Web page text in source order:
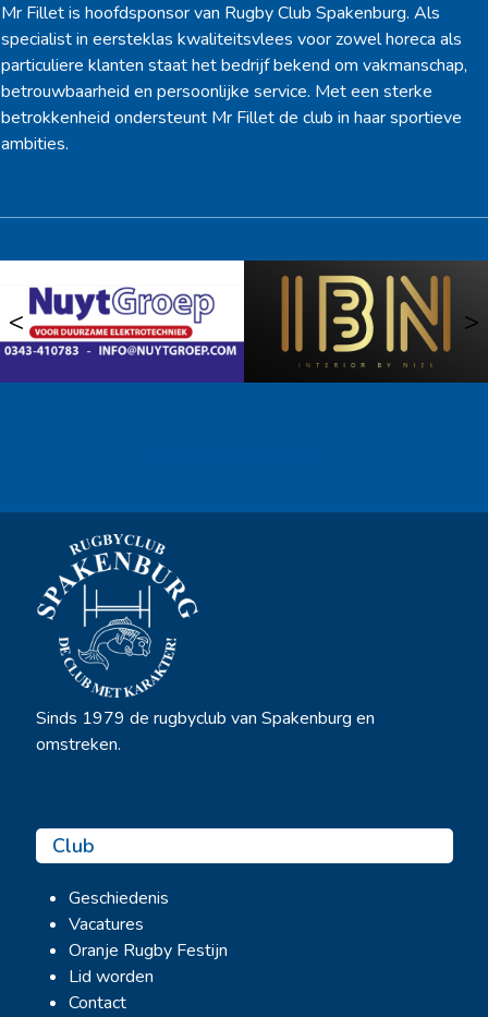
Mr Fillet is hoofdsponsor van Rugby Club Spakenburg. Als
specialist in eersteklas kwaliteitsvlees voor zowel horeca als
particuliere klanten staat het bedrijf bekend om vakmanschap,
betrouwbaarheid en persoonlijke service. Met een sterke
betrokkenheid ondersteunt Mr Fillet de club in haar sportieve
ambities.
< >
Sinds 1979 de rugbyclub van Spakenburg en
omstreken.
Club
Geschiedenis
Vacatures
Oranje Rugby Festijn
Lid worden
Contact